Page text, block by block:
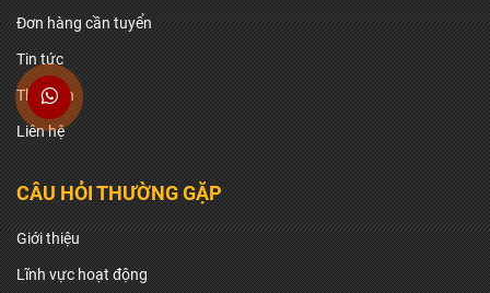
Đơn hàng cần tuyển
Tin tức
Thư viện
Liên hệ
CÂU HỎI THƯỜNG GẶP
Giới thiệu
Lĩnh vực hoạt động